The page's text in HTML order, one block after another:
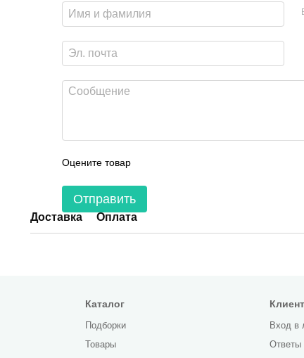
Оцените товар
Отправить
Доставка Оплата
Каталог
Подборки
Товары
Вход в
Ответы